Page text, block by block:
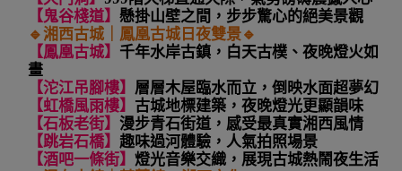
【鬼谷棧道】 懸掛山壁之間，步步驚心的絕美景觀
🔹湘西古城｜鳳凰古城日夜雙景🔹
【鳳凰古城】 千年水岸古鎮，白天古樸、夜晚燈火如
畫
【沱江吊腳樓】 層層木屋臨水而立，倒映水面超夢幻
【虹橋風雨樓】 古城地標建築，夜晚燈光更顯韻味
【石板老街】 漫步青石街道，感受最真實湘西風情
【跳岩石橋】 趣味過河體驗，人氣拍照場景
【酒吧一條街】 燈光音樂交織，展現古城熱鬧夜生活